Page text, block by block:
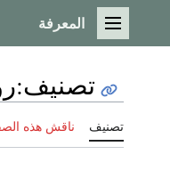
القائمة الرئيسية
المعرفة
تصنيف:
تصنيف ناقش هذه